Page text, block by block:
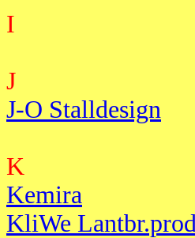
I
J
J-O Stalldesign
K
Kemira
KliWe